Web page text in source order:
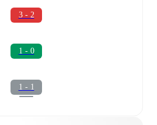
3 - 2
1 - 0
1 - 1